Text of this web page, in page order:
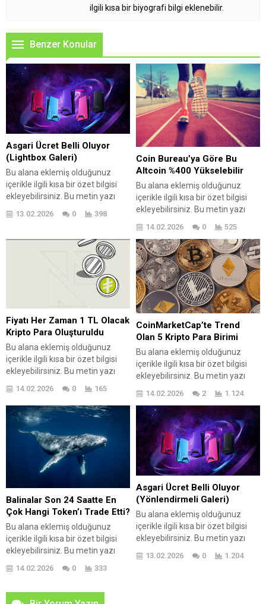
ilgili kısa bir biyografi bilgi eklenebilir.
Benzer Konular
Asgari Ücret Belli Oluyor
(Lightbox Galeri)
Bu alana eklemiş olduğunuz
içerikle ilgili kısa bir özet bilgisi
ekleyebilirsiniz. Bu metin yazı
bölümünden eklenebilir. Özet
olarak bu şekilde gösterilir,
eklenmemişse bu alan boş kalır.
13.02.2026 0 398
Coin Bureau’ya Göre Bu
Altcoin %400 Yükselebilir
Bu alana eklemiş olduğunuz
içerikle ilgili kısa bir özet bilgisi
ekleyebilirsiniz. Bu metin yazı
bölümünden eklenebilir. Özet
eklenmişse başlık altında kalın
olarak bu şekilde gösterilir,
eklenmemişse bu alan boş kalır.
14.02.2026 0 525
Fiyatı Her Zaman 1 TL Olacak
Kripto Para Oluşturuldu
Bu alana eklemiş olduğunuz
içerikle ilgili kısa bir özet bilgisi
ekleyebilirsiniz. Bu metin yazı
bölümünden eklenebilir. Özet
eklenmişse başlık altında kalın
olarak bu şekilde gösterilir,
eklenmemişse bu alan boş kalır.
14.02.2026 0 165
CoinMarketCap’te Trend
Olan 5 Kripto Para Birimi
Bu alana eklemiş olduğunuz
içerikle ilgili kısa bir özet bilgisi
ekleyebilirsiniz. Bu metin yazı
bölümünden eklenebilir. Özet
eklenmişse başlık altında kalın
olarak bu şekilde gösterilir,
eklenmemişse bu alan boş kalır.
14.02.2026 2 1.124
Balinalar Son 24 Saatte En
Çok Hangi Token’ı Trade Etti?
Bu alana eklemiş olduğunuz
içerikle ilgili kısa bir özet bilgisi
ekleyebilirsiniz. Bu metin yazı
düzenleme sayfasında "Özet"
bölümünden eklenebilir. Özet
olarak bu şekilde gösterilir,
14.02.2026 0 333
Asgari Ücret Belli Oluyor
(Yönlendirmeli Galeri)
Bu alana eklemiş olduğunuz
içerikle ilgili kısa bir özet bilgisi
ekleyebilirsiniz. Bu metin yazı
bölümünden eklenebilir. Özet
13.02.2026 0 1.204